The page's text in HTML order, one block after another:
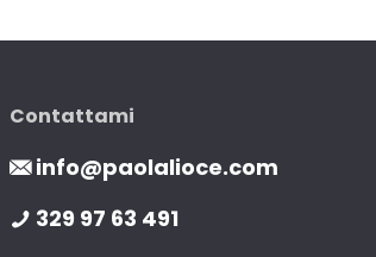
Contattami
info@paolalioce.com
329 97 63 491